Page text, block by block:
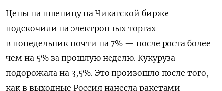
Цены на пшеницу на Чикагской бирже
подскочили на электронных торгах
в понедельник почти на 7% — после роста более
чем на 5% за прошлую неделю. Кукуруза
подорожала на 3,5%. Это произошло после того,
как в выходные Россия нанесла ракетами